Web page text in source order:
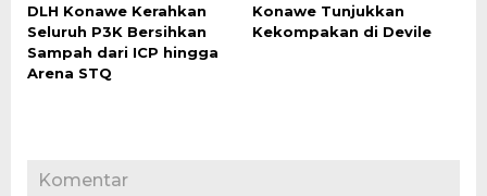
DLH Konawe Kerahkan
Seluruh P3K Bersihkan
Sampah dari ICP hingga
Arena STQ
Konawe Tunjukkan
Kekompakan di Devile
Komentar